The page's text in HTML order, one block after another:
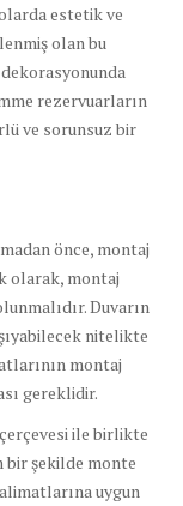
estetik ve
olan bu
rezervuarların
ve sorunsuz bir
önce, montaj
olarak, montaj
Duvarın
nitelikte
montaj
gereklidir.
ile birlikte
bir şekilde monte
uygun